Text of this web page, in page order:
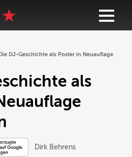
DJ-Geschichte als Poster in Neuauflage
als
Dirk Behrens